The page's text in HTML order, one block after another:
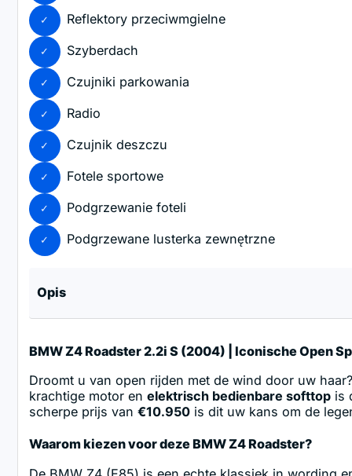
Reflektory przeciwmgielne
Szyberdach
Czujniki parkowania
Radio
Czujnik deszczu
Fotele sportowe
Podgrzewanie foteli
Podgrzewane lusterka zewnętrzne
Opis
BMW Z4 Roadster 2.2i S (2004) | Iconische Open
Droomt u van open rijden met de wind door uw
krachtige motor en elektrisch bedienbare softtopis
scherpe prijs van €10.950is dit uw kans om de
Waarom kiezen voor deze BMW Z4 Roadster?